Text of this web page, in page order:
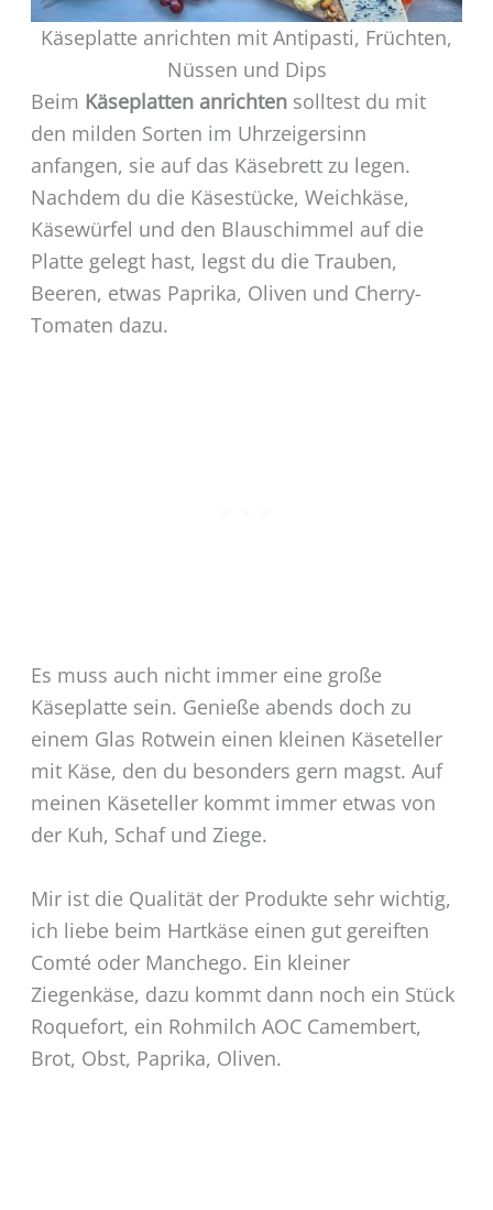
Käseplatte anrichten mit Antipasti, Früchten,
Nüssen und Dips
Beim Käseplatten anrichten solltest du mit
den milden Sorten im Uhrzeigersinn
anfangen, sie auf das Käsebrett zu legen.
Nachdem du die Käsestücke, Weichkäse,
Käsewürfel und den Blauschimmel auf die
Platte gelegt hast, legst du die Trauben,
Beeren, etwas Paprika, Oliven und Cherry-
Tomaten dazu.
Es muss auch nicht immer eine große
Käseplatte sein. Genieße abends doch zu
einem Glas Rotwein einen kleinen Käseteller
mit Käse, den du besonders gern magst. Auf
meinen Käseteller kommt immer etwas von
der Kuh, Schaf und Ziege.
Mir ist die Qualität der Produkte sehr wichtig,
ich liebe beim Hartkäse einen gut gereiften
Comté oder Manchego. Ein kleiner
Ziegenkäse, dazu kommt dann noch ein Stück
Roquefort, ein Rohmilch AOC Camembert,
Brot, Obst, Paprika, Oliven.